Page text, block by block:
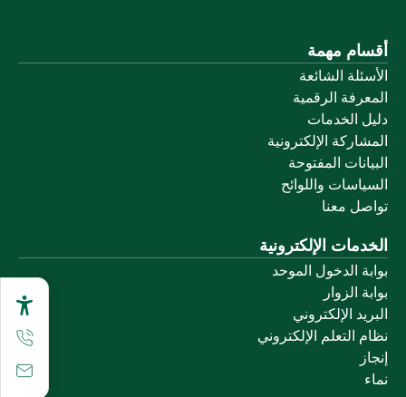
أقسام مهمة
الأسئلة الشائعة
المعرفة الرقمية
دليل الخدمات
المشاركة الإلكترونية
البيانات المفتوحة
السياسات واللوائح
تواصل معنا
الخدمات الإلكترونية
بوابة الدخول الموحد
بوابة الزوار
البريد الإلكتروني
نظام التعلم الإلكتروني
إنجاز
نماء